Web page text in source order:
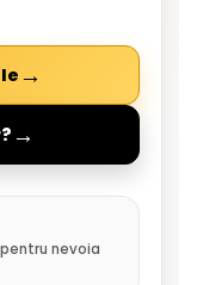
→
→
nevoia